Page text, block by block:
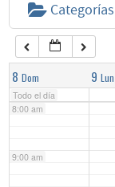
Categorías
8 Dom 9 Lun
Todo el día
6:00 am
7:00 am
8:00 am
9:00 am